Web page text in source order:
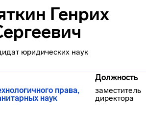
Генрих
юридических наук
Должность
права,
наук
заместитель
директора